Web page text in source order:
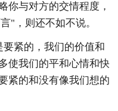
你与对方的交情程度，
"，则还不如不说。
紧的，我们的价值和
使我们的平和心情和快
紧的和没有像我们想的